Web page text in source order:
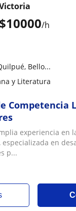
$10000/h
Bello...
y Literatura
Competencia
experiencia en
en
p...